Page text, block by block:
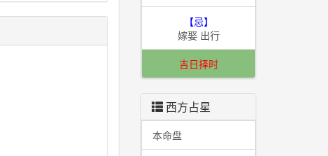
【忌】
嫁娶 出行
吉日择时
西方占星
本命盘